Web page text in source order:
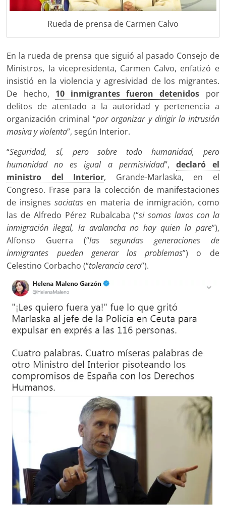
Rueda de prensa de Carmen Calvo
En la rueda de prensa que siguió al pasado Consejo de
Ministros, la vicepresidenta, Carmen Calvo, enfatizó e
insistió en la violencia y agresividad de los migrantes.
De hecho, 10 inmigrantes fueron detenidos por
delitos de atentado a la autoridad y pertenencia a
organización criminal “por organizar y dirigir la intrusión
masiva y violenta”, según Interior.
“Seguridad, sí, pero sobre todo humanidad, pero
humanidad no es igual a permisividad”, declaró el
ministro del Interior, Grande-Marlaska, en el
Congreso. Frase para la colección de manifestaciones
de insignessociatas en materia de inmigración, como
las de Alfredo Pérez Rubalcaba (“si somos laxos con la
inmigración ilegal, la avalancha no hay quien la pare”),
Alfonso Guerra (“las segundas generaciones de
inmigrantes pueden generar los problemas”) o de
Celestino Corbacho (“tolerancia cero”).